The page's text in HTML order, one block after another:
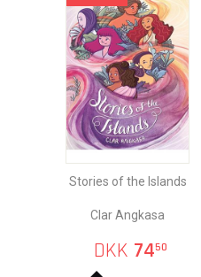
Stories of the Islands
Clar Angkasa
DKK 7450